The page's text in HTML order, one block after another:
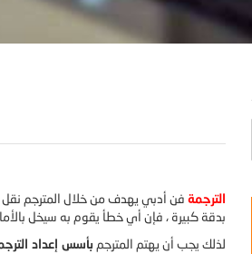
الترجمة فن أدبي يهدف من خلال المترجم نقل
بدقة كبيرة ، فإن أي خطأ يقوم به سيخل
لذلك يجب أن يهتم المترجم بأسس إعداد